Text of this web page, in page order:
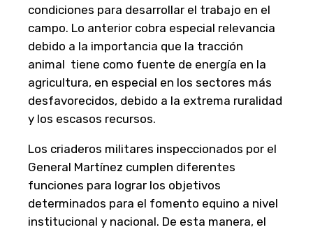
condiciones para desarrollar el trabajo en el
campo. Lo anterior cobra especial relevancia
debido a la importancia que la tracción
animal tiene como fuente de energía en la
agricultura, en especial en los sectores más
desfavorecidos, debido a la extrema ruralidad
y los escasos recursos.
Los criaderos militares inspeccionados por el
General Martínez cumplen diferentes
funciones para lograr los objetivos
determinados para el fomento equino a nivel
institucional y nacional. De esta manera, el